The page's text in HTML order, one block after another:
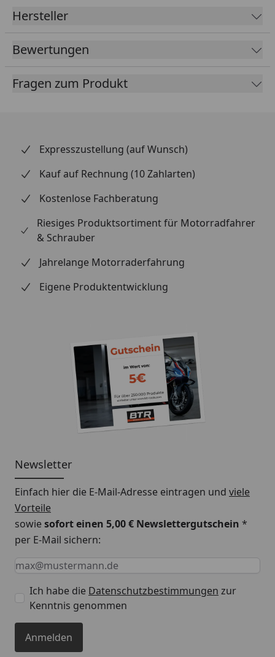
Hersteller
Bewertungen
Fragen zum Produkt
Expresszustellung (auf Wunsch)
Kauf auf Rechnung (10 Zahlarten)
Kostenlose Fachberatung
Riesiges Produktsortiment für Motorradfahrer
& Schrauber
Jahrelange Motorraderfahrung
Eigene Produktentwicklung
Newsletter
Einfach hier die E-Mail-Adresse eintragen und viele
Vorteile
sowiesofort einen 5,00 € Newslettergutschein *
per E-Mail sichern:
Keine Eingabe erforderlich
Eingabe erforderlich
E-Mail *
Ich habe die Datenschutzbestimmungen zur
Kenntnis genommen
Anmelden